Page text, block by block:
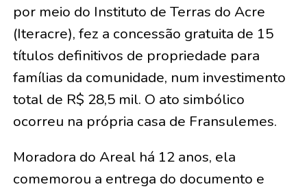
por meio do Instituto de Terras do Acre
(Iteracre), fez a concessão gratuita de 15
títulos definitivos de propriedade para
famílias da comunidade, num investimento
total de R$ 28,5 mil. O ato simbólico
ocorreu na própria casa de Fransulemes.
Moradora do Areal há 12 anos, ela
comemorou a entrega do documento e